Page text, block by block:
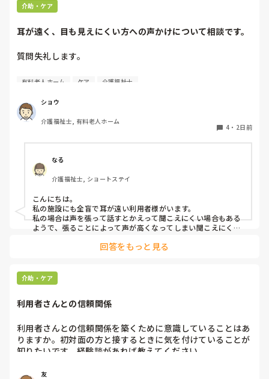
介助・ケア
耳が遠く、目も見えにくい方への声かけについて相談です。
質問失礼します。
耳が遠く、目もあまり見えていない利用者様への声かけにつ
現在、私は「大きな声で、ゆっくり耳元でお話しする」とい
う方法で対応しています。
聞き取れると安心していただける方なので何とか理解しても
かり、痛めてしまうことがあります。
みなさんの職場で、このような方と関わる際に工夫している
ことや、喉に負担をかけずに意思疎通ができる良い方法など
よろしくお願いします。
有料老人ホーム ケア 介護福祉士
ショウ
介護福祉士, 有料老人ホーム
4 ・ 2日前
なる
介護福祉士, ショートステイ
こんにちは。
私の施設にも全盲で耳が遠い利用者様がいます。
私の場合は声を張って話すとかえって聞こえにくい場合もある
ようで、張ることによって声が高くなってしまい聞こえにくい
回答をもっと見る
介助・ケア
利用者さんとの信頼関係
利用者さんとの信頼関係を築くために意識していることはあ
りますか。初対面の方と接するときに気を付けていることが
知りたいです。経験談があれば教えてください。
友